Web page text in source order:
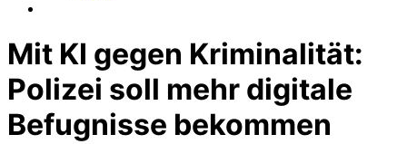
Mit KI gegen Kriminalität:
Polizei soll mehr digitale
Befugnisse bekommen